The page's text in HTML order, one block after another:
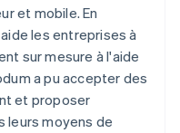
et mobile. En
les entreprises à
sur mesure à l'aide
a pu accepter des
et proposer
leurs moyens de